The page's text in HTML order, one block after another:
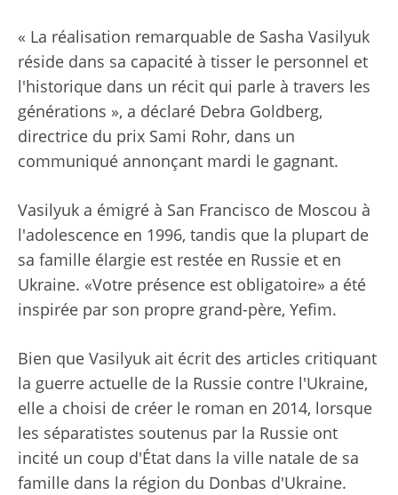
« La réalisation remarquable de Sasha Vasilyuk
réside dans sa capacité à tisser le personnel et
l'historique dans un récit qui parle à travers les
générations », a déclaré Debra Goldberg,
directrice du prix Sami Rohr, dans un
communiqué annonçant mardi le gagnant.
Vasilyuk a émigré à San Francisco de Moscou à
l'adolescence en 1996, tandis que la plupart de
sa famille élargie est restée en Russie et en
Ukraine. «Votre présence est obligatoire» a été
inspirée par son propre grand-père, Yefim.
Bien que Vasilyuk ait écrit des articles critiquant
la guerre actuelle de la Russie contre l'Ukraine,
elle a choisi de créer le roman en 2014, lorsque
les séparatistes soutenus par la Russie ont
incité un coup d'État dans la ville natale de sa
famille dans la région du Donbas d'Ukraine.